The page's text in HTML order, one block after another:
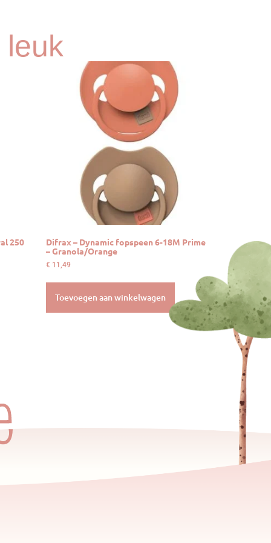
leuk
250
Difrax – Dynamic fopspeen 6-18M Prime
– Granola/Orange
€ 11,49
Toevoegen aan winkelwagen